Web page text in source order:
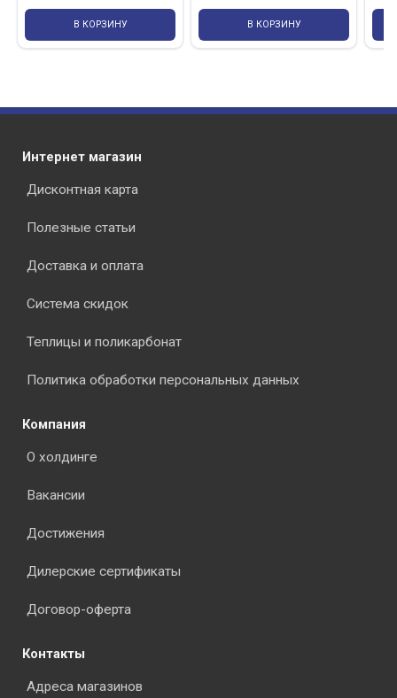
В КОРЗИНУ В КОРЗИНУ
Интернет магазин
Дисконтная карта
Полезные статьи
Доставка и оплата
Система скидок
Теплицы и поликарбонат
Политика обработки персональных данных
Компания
О холдинге
Вакансии
Достижения
Дилерские сертификаты
Договор-оферта
Контакты
Адреса магазинов